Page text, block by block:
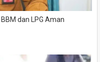
dan LPG Aman